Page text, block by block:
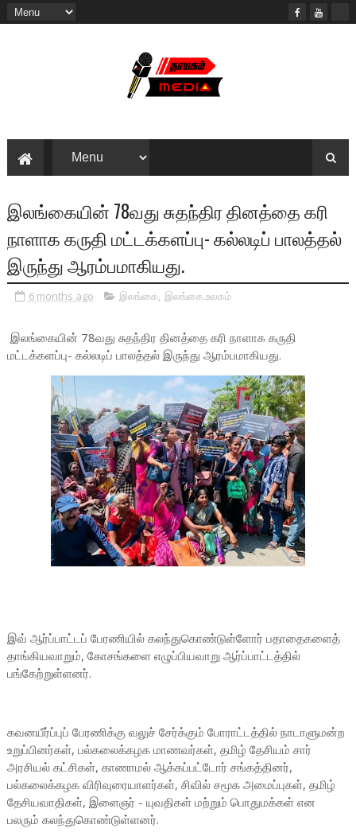
இலங்கையின் 78வது சுதந்திர தினத்தை கரி
நாளாக கருதி மட்டக்களப்பு- கல்லடிப் பாலத்தல்
இருந்து ஆரம்பமாகியது.
6 months ago இலங்கை, இலங்கை.உலகம்
இலங்கையின் 78வது சுதந்திர தினத்தை கரி நாளாக கருதி
மட்டக்களப்பு- கல்லடிப் பாலத்தல் இருந்து ஆரம்பமாகியது.
இவ் ஆர்ப்பாட்டப் பேரணியில் கலந்துகொண்டுள்ளோர் பதாதைகளைத்
தாங்கியவாறும், கோசங்களை எழுப்பியவாறு ஆர்ப்பாட்டத்தில்
பங்கேற்றுள்ளனர்.
கவனயீர்ப்புப் பேரணிக்கு வலுச் சேர்க்கும் போராட்டத்தில் நாடாளுமன்ற
உறுப்பினர்கள், பல்கலைக்கழக மாணவர்கள், தமிழ் தேசியம் சார்
அரசியல் கட்சிகள், காணாமல் ஆக்கப்பட்டோர் சங்கத்தினர்,
பல்கலைக்கழக விரிவுரையாளர்கள், சிவில் சமூக அமைப்புகள், தமிழ்
தேசியவாதிகள், இளைஞர் - யுவதிகள் மற்றும் பொதுமக்கள் என
பலரும் கலந்துகொண்டுள்ளனர்.